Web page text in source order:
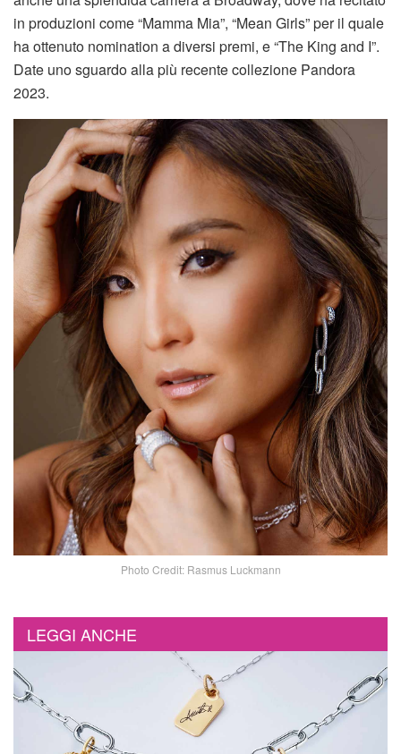
in produzioni come “Mamma Mia”, “Mean Girls” per il quale
ha ottenuto nomination a diversi premi, e “The King and I”.
Date uno sguardo alla più recente collezione Pandora
2023.
Photo Credit: Rasmus Luckmann
LEGGI ANCHE